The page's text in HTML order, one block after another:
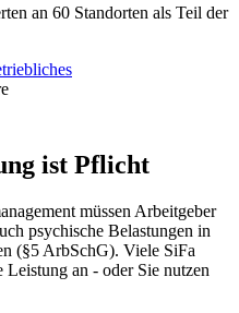
an 60 Standorten als Teil der
ist Pflicht
müssen Arbeitgeber
psychische Belastungen in
(§5 ArbSchG). Viele SiFa
an - oder Sie nutzen